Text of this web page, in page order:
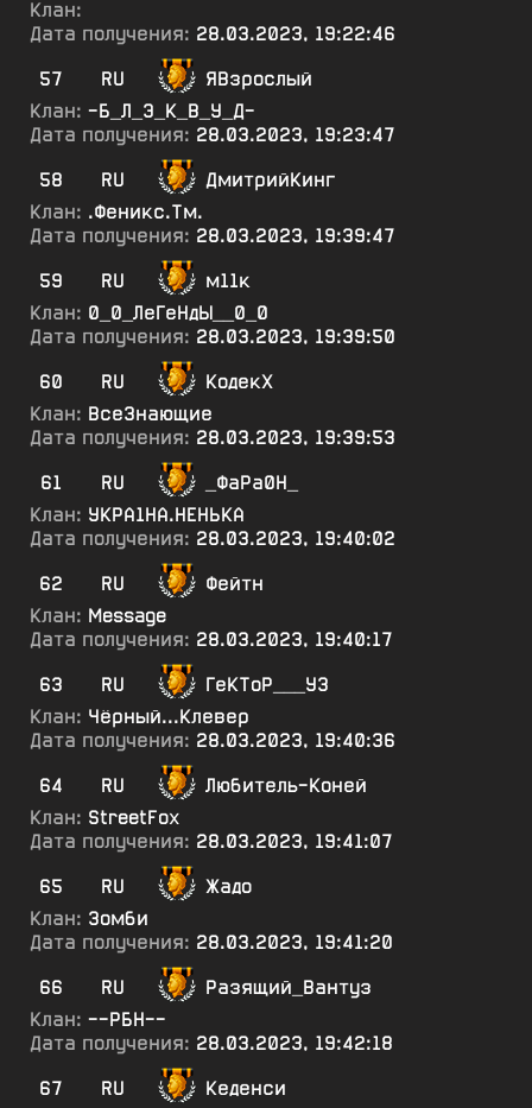
Клан:
Дата получения: 28.03.2023, 19:22:46
57
RU
ЯВзрослый
Клан: -Б_Л_Э_К_В_У_Д-
Дата получения: 28.03.2023, 19:23:47
58
RU
ДмитрийКинг
Клан: .Феникс.Тм.
Дата получения: 28.03.2023, 19:39:47
59
RU
м11к
Клан: 0_0_ЛеГеНдЫ__0_0
Дата получения: 28.03.2023, 19:39:50
60
RU
КодекХ
Клан: ВсеЗнающие
Дата получения: 28.03.2023, 19:39:53
61
RU
_ФаРа0Н_
Клан: УКРА1НА.НЕНЬКА
Дата получения: 28.03.2023, 19:40:02
62
RU
Фейтн
Клан: Message
Дата получения: 28.03.2023, 19:40:17
63
RU
ГеКТоР___УЗ
Клан: Чёрный...Клевер
Дата получения: 28.03.2023, 19:40:36
64
RU
Любитель-Коней
Клан: StreetFox
Дата получения: 28.03.2023, 19:41:07
65
RU
Жадо
Клан: Зомби
Дата получения: 28.03.2023, 19:41:20
66
RU
Разящий_Вантуз
Клан: --РБН--
Дата получения: 28.03.2023, 19:42:18
67
RU Кеденси